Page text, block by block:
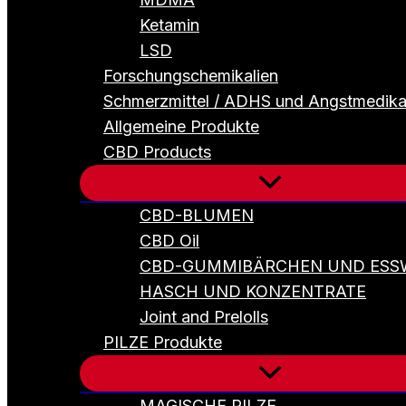
Ketamin
LSD
Forschungschemikalien
Schmerzmittel / ADHS und
Allgemeine Produkte
CBD Products
CBD-BLUMEN
CBD Oil
CBD-GUMMIBÄRCHEN UND
HASCH UND KONZENTRATE
Joint and Prelolls
PILZE Produkte